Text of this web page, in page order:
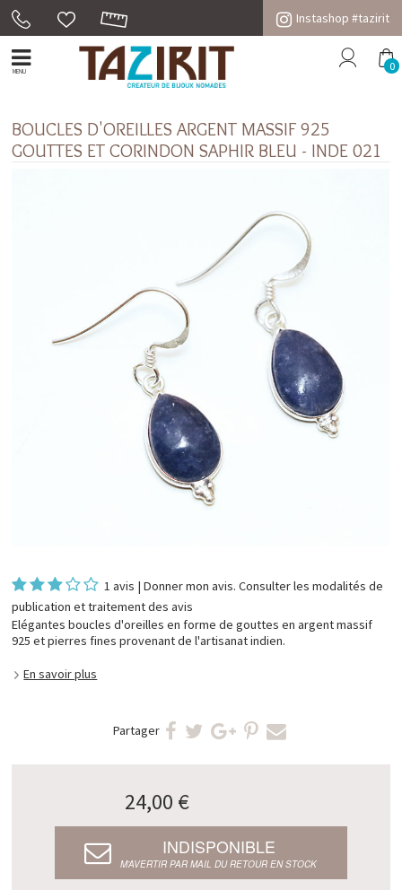
Instashop #tazirit
MENU 0
BOUCLES D'OREILLES ARGENT MASSIF 925
GOUTTES ET CORINDON SAPHIR BLEU - INDE 021
1 avis |Donner mon avis. Consulter lesmodalités de
publication et traitement des avis
Elégantes boucles d'oreilles en forme de gouttes en argent massif
925 et pierres fines provenant de l'artisanat indien.
En savoir plus
Partager
24,00 €
INDISPONIBLE
M’AVERTIR PAR MAIL DU RETOUR EN STOCK